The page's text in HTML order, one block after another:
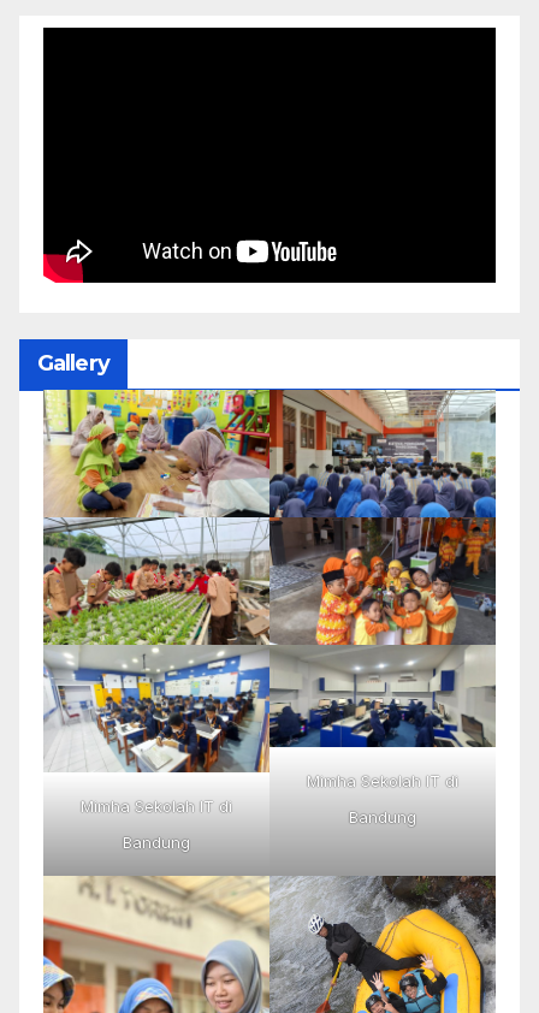
Gallery
Mimha Sekolah IT di
Bandung
Mimha Sekolah IT di
Bandung